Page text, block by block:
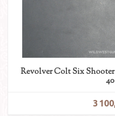
Revolver Colt Six
3